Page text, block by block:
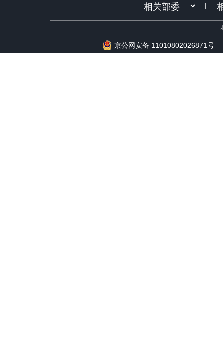
|
京公网安备 11010802026871号